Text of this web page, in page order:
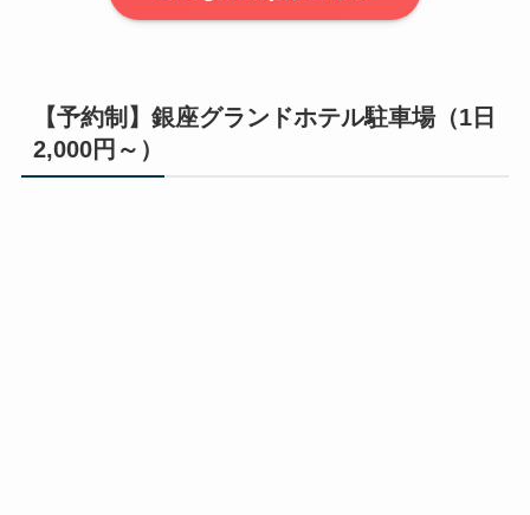
【予約制】銀座グランドホテル駐車場（1日
2,000円～）